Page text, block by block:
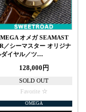
オメガ SEAMAST
／シーマスター オリジナ
ダイヤル／ツ…
128,000円
SOLD OUT
Favorite
OMEGA